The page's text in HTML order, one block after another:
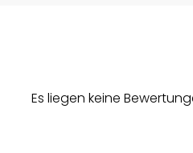
Es liegen keine